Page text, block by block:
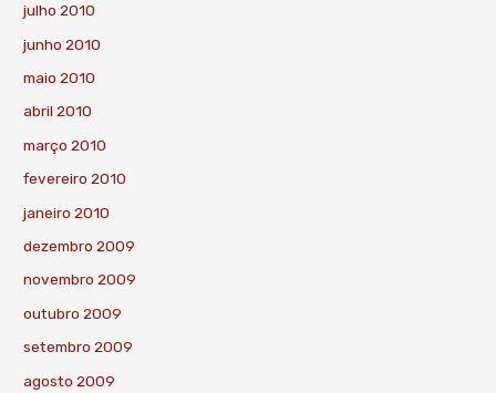
julho 2010
junho 2010
maio 2010
abril 2010
março 2010
fevereiro 2010
janeiro 2010
dezembro 2009
novembro 2009
outubro 2009
setembro 2009
agosto 2009